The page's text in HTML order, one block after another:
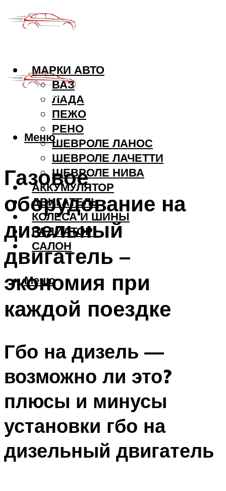
МАРКИ АВТО
ВАЗ
ЛАДА
ПЕЖО
РЕНО
ШЕВРОЛЕ ЛАНОС
ШЕВРОЛЕ ЛАЧЕТТИ
ШЕВРОЛЕ НИВА
АККУМУЛЯТОР
ДВИГАТЕЛЬ
КОЛЕСА И ШИНЫ
РАДИАТОР
САЛОН
Меню
Меню
Газовое
оборудование на
дизельный
двигатель –
экономия при
каждой поездке
Гбо на дизель —
возможно ли это?
плюсы и минусы
установки гбо на
дизельный двигатель